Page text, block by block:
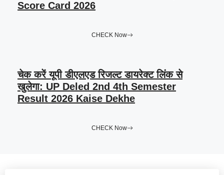
Score Card 2026
CHECK Now
चेक करें यूपी डीएलएड रिजल्ट डायरेक्ट लिंक से
खुलेगा: UP Deled 2nd 4th Semester
Result 2026 Kaise Dekhe
CHECK Now